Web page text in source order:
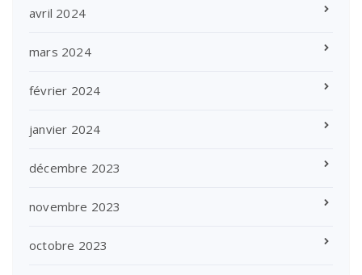
avril 2024
mars 2024
février 2024
janvier 2024
décembre 2023
novembre 2023
octobre 2023